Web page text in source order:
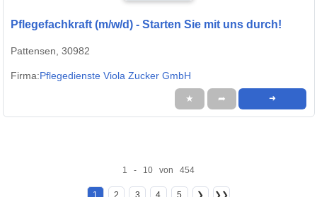
Pflegefachkraft (m/w/d) - Starten Sie mit uns durch!
Pattensen, 30982
Firma:Pflegedienste Viola Zucker GmbH
★ ➦ ➜
1 - 10 von 454
1 2 3 4 5 ❯ ❯❯